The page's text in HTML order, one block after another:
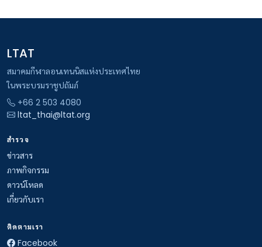
LTAT
สมาคมกีฬาลอนเทนนิสแห่งประเทศไทย
ในพระบรมราชูปถัมภ์
+66 2 503 4080
ltat_thai@ltat.org
สำรวจ
ข่าวสาร
ภาพกิจกรรม
ดาวน์โหลด
เกี่ยวกับเรา
ติดตามเรา
Facebook